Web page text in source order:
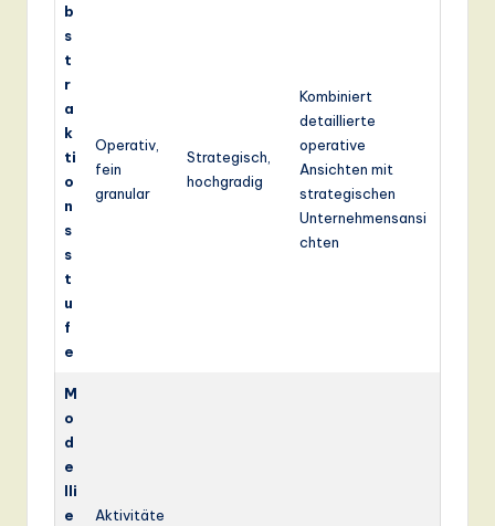
b
s
t
r
a
k
ti
o
n
s
s
t
u
f
e
Operativ,
fein
granular
Strategisch,
hochgradig
Kombiniert
detaillierte
operative
Ansichten mit
strategischen
Unternehmensansi
chten
M
o
d
e
lli
e
Aktivitäte